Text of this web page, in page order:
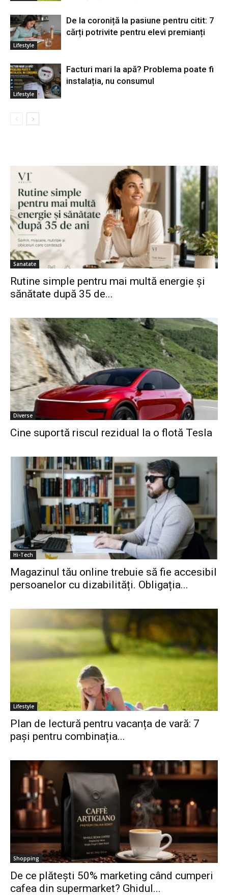
Lifestyle
De la coroniță la pasiune pentru citit: 7
cărți potrivite pentru elevi premianți
Lifestyle
Facturi mari la apă? Problema poate fi
instalația, nu consumul
Sanatate
Rutine simple pentru mai multă energie și
sănătate după 35 de...
Diverse
Cine suportă riscul rezidual la o flotă Tesla
Hi-Tech
Magazinul tău online trebuie să fie accesibil
persoanelor cu dizabilități. Obligația...
Lifestyle
Plan de lectură pentru vacanța de vară: 7
pași pentru combinația...
Shopping
De ce plătești 50% marketing când cumperi
cafea din supermarket? Ghidul...